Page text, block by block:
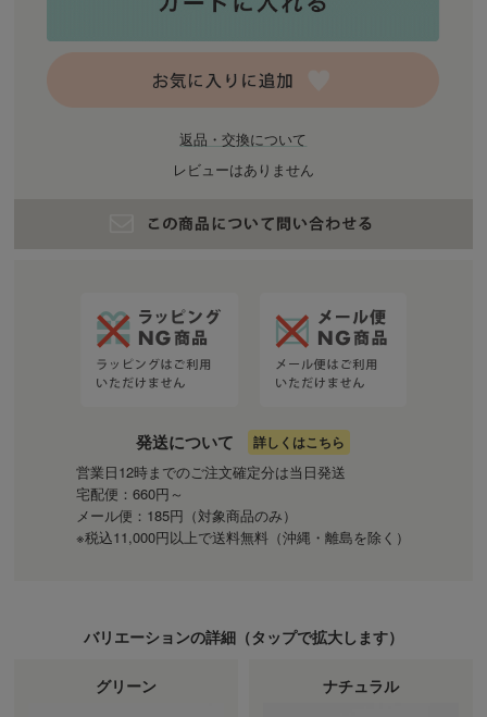
返品・交換について
レビューはありません
発送について 詳しくはこちら
営業日12時までのご注文確定分は当日発送
宅配便：660円～
メール便：185円（対象商品のみ）
※税込11,000円以上で送料無料（沖縄・離島を除く）
バリエーションの詳細（タップで拡大します）
グリーン ナチュラル